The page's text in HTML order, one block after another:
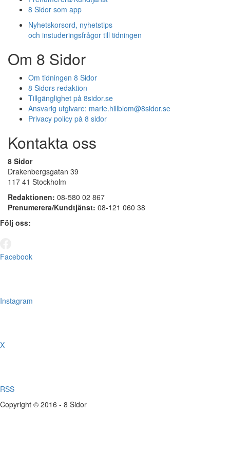
8 Sidor som app
Nyhetskorsord, nyhetstips
och instuderingsfrågor till tidningen
Om 8 Sidor
Om tidningen 8 Sidor
8 Sidors redaktion
Tillgänglighet på 8sidor.se
Ansvarig utgivare: marie.hillblom@8sidor.se
Privacy policy på 8 sidor
Kontakta oss
8 Sidor
Drakenbergsgatan 39
117 41 Stockholm
Redaktionen: 08-580 02 867
Prenumerera/Kundtjänst: 08-121 060 38
Följ oss:
Facebook
Instagram
X
RSS
Copyright © 2016 - 8 Sidor